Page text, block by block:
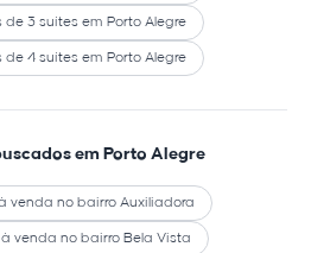
3 suítes em Porto Alegre
4 suítes em Porto Alegre
em Porto Alegre
venda no bairro Auxiliadora
venda no bairro Bela Vista